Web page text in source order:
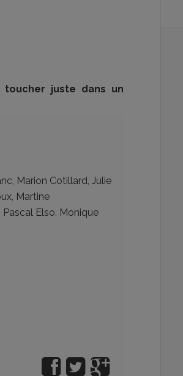
juste dans un
, Marion Cotillard, Julie
, Martine
Pascal Elso, Monique